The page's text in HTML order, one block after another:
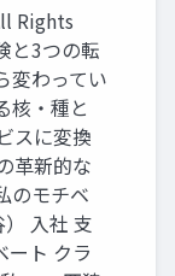
Rights
と3つの転
変わってい
核・種と
スに変換
革新的な
のモチベ
入社 支
ート クラ